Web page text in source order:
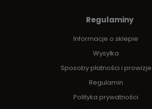
Regulaminy
Informacje o sklepie
Wysyłka
Sposoby płatności i prowizje
Regulamin
Polityka prywatności